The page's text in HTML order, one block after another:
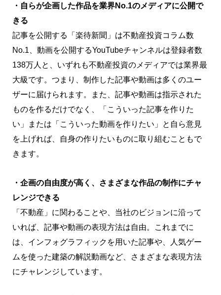
・自らが企画した作品を業界No.1のメディアに公開で
きる
記事を公開する「楽待新聞」は不動産投資コラム数
No.1、動画を公開するYouTubeチャンネルは登録者数
138万人と、いずれも不動産投資のメディアでは業界最
大級です。つまり、制作した記事や動画は多くのユー
ザーに届けられます。また、記事や動画は指示された
ものを作るだけでなく、「こういった記事を作りた
い」または「こういった動画を作りたい」と自ら意見
を上げれば、自身の作りたいものに取り組むこともで
きます。
・企画の自由度が高く、さまざまな作品の制作にチャ
レンジできる
「不動産」に関わることや、当社のビジョンに沿って
いれば、記事や動画の表現方法は自由。これまでに
は、インフォグラフィックを用いた記事や、人気ゲー
ムを使った建築の解説動画など、さまざまな表現方法
にチャレンジしています。